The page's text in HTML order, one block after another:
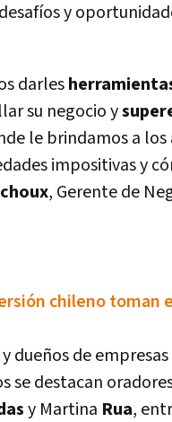
y
darles
su negocio y
le brindamos a
impositivas y
, Gerente de
chileno toman
dueños de
se destacan
y Martina Rua,